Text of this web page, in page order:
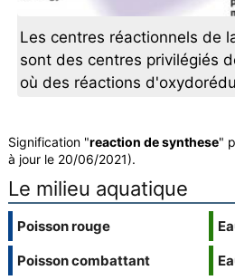
Les centres réactionnels de
sont des centres privilégiés
où des réactions
Signification "reaction de synthese"
à jour le 20/06/2021).
Le milieu aquatique
Poisson rouge
Poisson combattant